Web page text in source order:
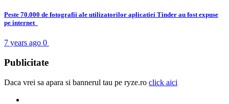
Peste 70.000 de fotografii ale utilizatorilor aplicatiei Tinder au fost expuse
pe internet
7 years ago 0
Publicitate
Daca vrei sa apara si bannerul tau pe ryze.ro click aici